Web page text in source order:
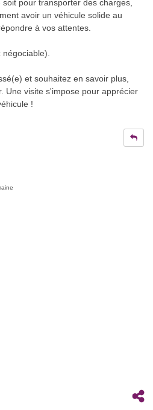
pour transporter des charges,
avoir un véhicule solide au
à vos attentes.
et souhaitez en savoir plus,
Une visite s'impose pour apprécier
!